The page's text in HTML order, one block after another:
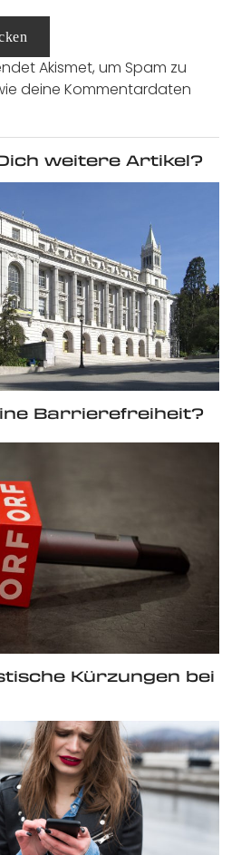
Akismet, um Spam zu
deine Kommentardaten
weitere Artikel?
Barrierefreiheit?
Kürzungen bei